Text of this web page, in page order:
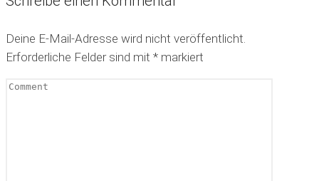
Deine E-Mail-Adresse wird nicht veröffentlicht.
Erforderliche Felder sind mit * markiert